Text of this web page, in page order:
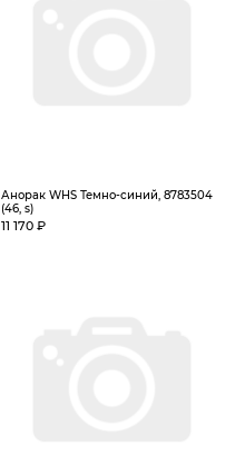
Анорак WHS Темно-синий, 8783504
(46, s)
11 170 ₽